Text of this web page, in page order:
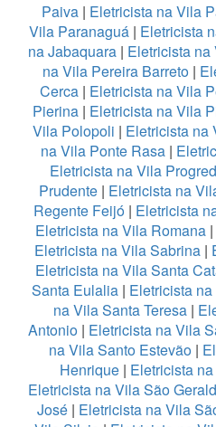
Paiva| Eletricista na Vila
Vila Paranaguá| Eletricista
na Jabaquara| Eletricista
na Vila Pereira Barreto |
Cerca| Eletricista na Vila
Pierina | Eletricista na Vila
Vila Polopoli | Eletricista na
na Vila Ponte Rasa|
Eletricista na Vila
Prudente | Eletricista na
Regente Feijó | Eletricista
Eletricista na Vila Romana|
Eletricista na Vila Sabrina|
Eletricista na Vila Santa
Santa Eulalia | Eletricista
na Vila Santa Teresa |
Antonio | Eletricista na Vila
na Vila Santo Estevão |
Henrique | Eletricista
Eletricista na Vila São
José | Eletricista na Vila